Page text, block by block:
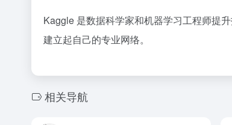
Kaggle 是数据科学家和机器学习工程师提
建立起自己的专业网络。
相关导航